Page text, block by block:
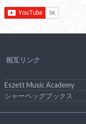
相互リンク
Eszett Music Academy
シャーペッグブックス